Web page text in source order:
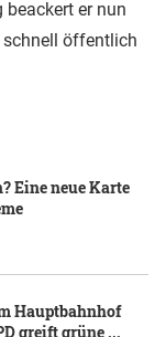
er nun
schnell öffentlich
Eine neue Karte
Hauptbahnhof
greift grüne ...